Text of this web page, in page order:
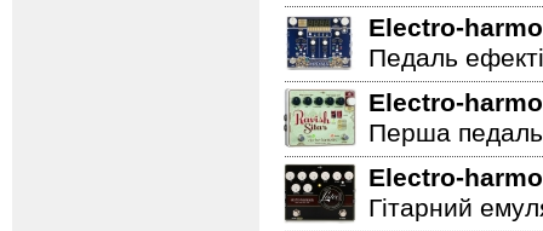
Electro-
Педаль
Electro-
Перша
Electro-
Гітарний